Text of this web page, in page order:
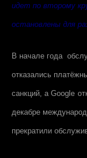
идет по второму
остановлены для
В начале года
отказались
санкций, а Google
декабре
прекратили